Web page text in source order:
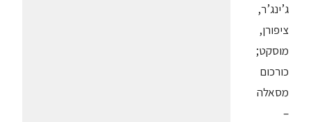
ג’ינג’ר,
ציפורן,
מוסקט;
כורכום
מסאלה
–